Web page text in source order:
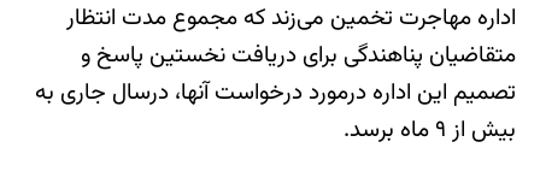
اداره مهاجرت تخمین می‌زند که مجموع مدت انتظار
متقاضیان پناهندگی برای دریافت نخستین پاسخ و
تصمیم این اداره درمورد درخواست آنها، درسال جاری به
بیش از ۹ ماه برسد.